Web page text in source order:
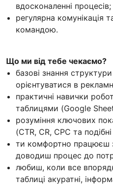
вдосконаленні процесів;
регулярна комунікація
командою.
Що ми від тебе чекаємо?
базові знання
орієнтуватися в
практичні навички
таблицями (Google
розуміння ключових
(CTR, CR, CPC та
ти комфортно працюєш
доводиш процес до
любиш, коли все
таблиці акуратні,